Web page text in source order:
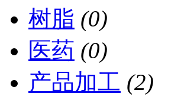
树脂 (0)
医药 (0)
产品加工 (2)